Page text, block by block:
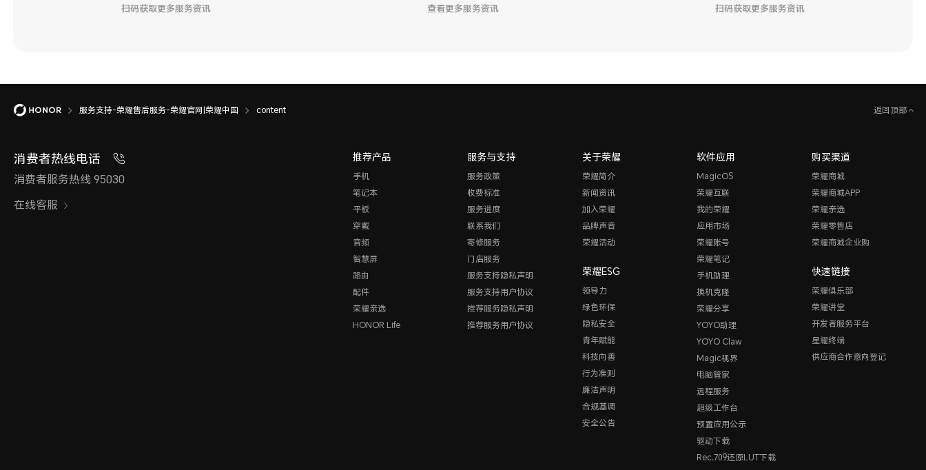
扫码获取更多服务资讯 查看更多服务资讯 扫码获取更多服务资讯
服务支持-荣耀售后服务-荣耀官网|荣耀中国 content 返回顶部
消费者热线电话
消费者服务热线 95030
在线客服
推荐产品
手机
笔记本
平板
穿戴
音频
智慧屏
路由
配件
荣耀亲选
HONOR Life
服务与支持
服务政策
收费标准
服务进度
联系我们
寄修服务
门店服务
服务支持隐私声明
服务支持用户协议
推荐服务隐私声明
推荐服务用户协议
关于荣耀
荣耀简介
新闻资讯
加入荣耀
品牌声音
荣耀活动
荣耀ESG
领导力
绿色环保
隐私安全
青年赋能
科技向善
行为准则
廉洁声明
合规基调
安全公告
软件应用
MagicOS
荣耀互联
我的荣耀
应用市场
荣耀账号
荣耀笔记
手机助理
换机克隆
荣耀分享
YOYO助理
YOYO Claw
Magic视界
电脑管家
远程服务
超级工作台
预置应用公示
驱动下载
Rec.709还原LUT下载
购买渠道
荣耀商城
荣耀商城APP
荣耀亲选
荣耀零售店
荣耀商城企业购
快速链接
荣耀俱乐部
荣耀讲堂
开发者服务平台
星耀终端
供应商合作意向登记